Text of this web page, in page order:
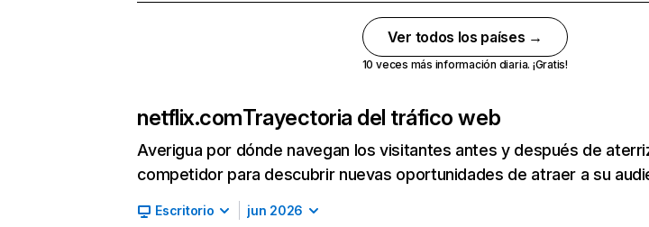
Ver todos los países →
10 veces más información diaria. ¡Gratis!
netflix.comTrayectoria del tráfico web
Averigua por dónde navegan los visitantes antes y después de
competidor para descubrir nuevas oportunidades de atraer a su
Escritorio jun 2026